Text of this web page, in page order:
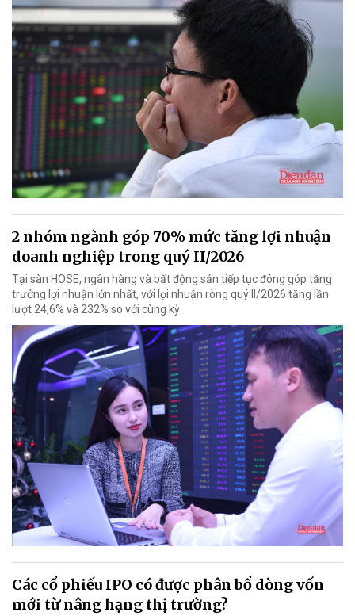
2 nhóm ngành góp 70% mức tăng lợi nhuận
doanh nghiệp trong quý II/2026
Tại sàn HOSE, ngân hàng và bất động sản tiếp tục đóng góp tăng
trưởng lợi nhuận lớn nhất, với lợi nhuận ròng quý II/2026 tăng lần
lượt 24,6% và 232% so với cùng kỳ.
Các cổ phiếu IPO có được phân bổ dòng vốn
mới từ nâng hạng thị trường?